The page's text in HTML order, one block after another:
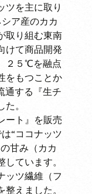
ツを主に取り
シア産のカカ
取り組む東南
けて商品開発
２５℃を融点
をもつことか
通する『生チ
。
ート』を販売
は“ココナッツ
甘み（カカ
ています。
ッツ繊維（フ
えました。